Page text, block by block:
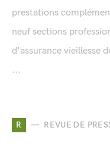
prestations
neuf sections
d'assurance vieillesse
...
R REVUE DE